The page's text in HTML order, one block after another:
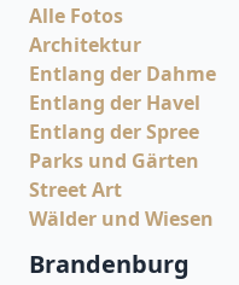
Alle Fotos
Architektur
Entlang der Dahme
Entlang der Havel
Entlang der Spree
Parks und Gärten
Street Art
Wälder und Wiesen
Brandenburg